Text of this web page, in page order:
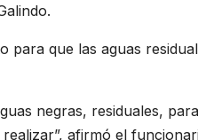
que las aguas
negras, residuales,
afirmó el